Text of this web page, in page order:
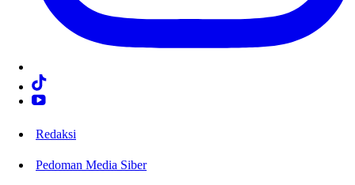
Redaksi
Pedoman Media Siber